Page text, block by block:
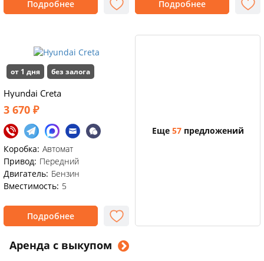
Подробнее Подробнее
от 1 дня без залога
Hyundai Creta
3 670 ₽
Коробка: Автомат
Привод: Передний
Двигатель: Бензин
Вместимость: 5
Подробнее
Еще 57предложений
Аренда с выкупом